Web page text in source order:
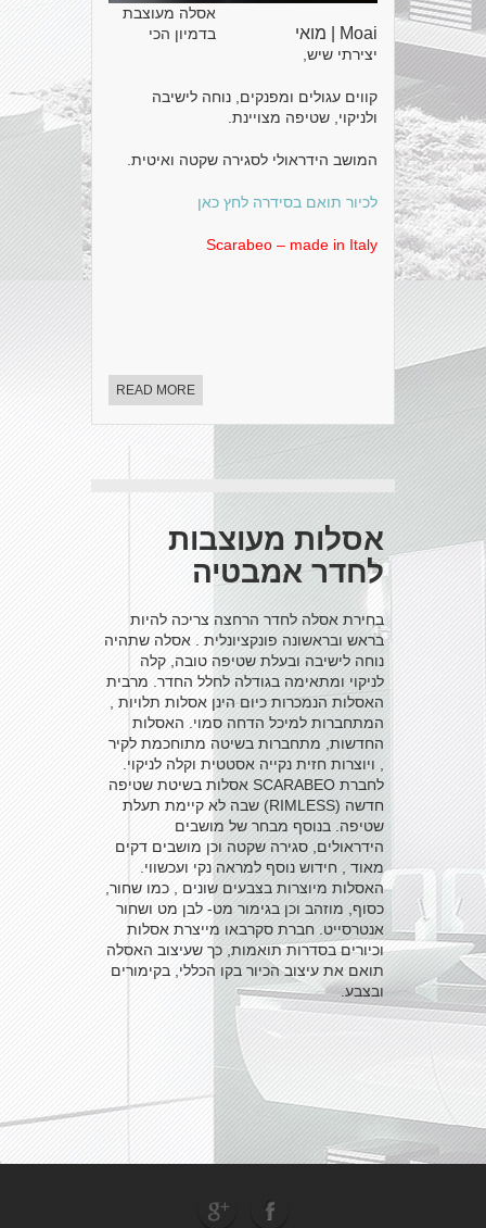
Moai | מואי
אסלה מעוצבת
בדמיון הכי
יצירתי שיש,
קווים עגולים ומפנקים, נוחה לישיבה
ולניקוי, שטיפה מצויינת.
המושב הידראולי לסגירה שקטה ואיטית.
לכיור תואם בסידרה לחץ כאן
Scarabeo – made in Italy
READ MORE
אסלות מעוצבות
לחדר אמבטיה
בחירת אסלה לחדר הרחצה צריכה להיות
בראש ובראשונה פונקציונלית . אסלה שתהיה
נוחה לישיבה ובעלת שטיפה טובה, קלה
לניקוי ומתאימה בגודלה לחלל החדר. מרבית
האסלות הנמכרות כיום הינן אסלות תלויות ,
המתחברות למיכל הדחה סמוי. האסלות
החדשות, מתחברות בשיטה מתוחכמת לקיר
, ויוצרות חזית נקייה אסטטית וקלה לניקוי.
לחברת SCARABEO אסלות בשיטת שטיפה
חדשה (RIMLESS) שבה לא קיימת תעלת
שטיפה. בנוסף מבחר של מושבים
הידראולים, סגירה שקטה וכן מושבים דקים
מאוד , חידוש נוסף למראה נקי ועכשווי.
האסלות מיוצרות בצבעים שונים , כמו שחור,
כסוף, מוזהב וכן בגימור מט- לבן מט ושחור
אנטרסייט. חברת סקרבאו מייצרת אסלות
וכיורים בסדרות תואמות, כך שעיצוב האסלה
תואם את עיצוב הכיור בקו הכללי, בקימורים
ובצבע.